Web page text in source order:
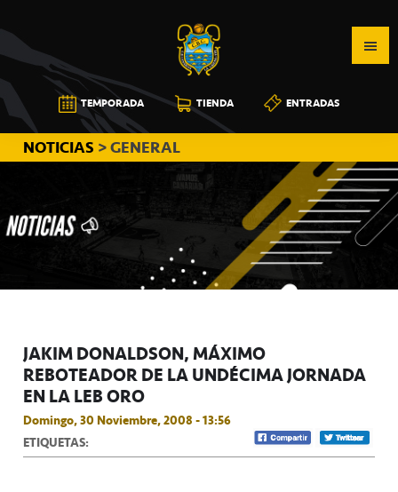
a
la
navegación
principal
al
contenido
principal
a
la
barra
lateral
principal
CB
CANARIAS
TEMPORADA TIENDA ENTRADAS
NOTICIAS > GENERAL
JAKIM DONALDSON, MÁXIMO
REBOTEADOR DE LA UNDÉCIMA JORNADA
EN LA LEB ORO
Domingo, 30 Noviembre, 2008 - 13:56
ETIQUETAS: